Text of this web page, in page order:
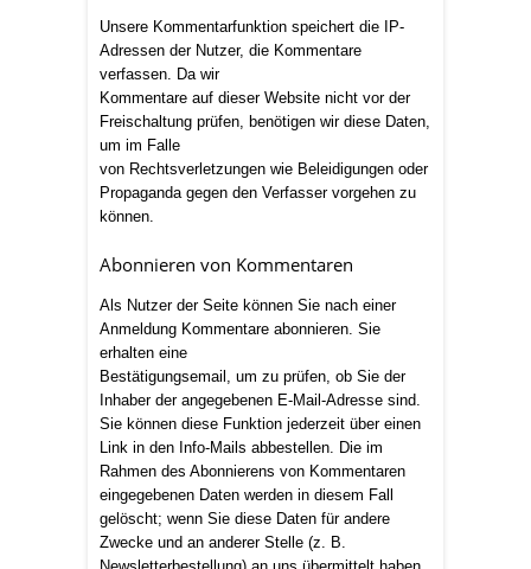
Unsere Kommentarfunktion speichert die IP-
Adressen der Nutzer, die Kommentare
verfassen. Da wir
Kommentare auf dieser Website nicht vor der
Freischaltung prüfen, benötigen wir diese Daten,
um im Falle
von Rechtsverletzungen wie Beleidigungen oder
Propaganda gegen den Verfasser vorgehen zu
können.
Abonnieren von Kommentaren
Als Nutzer der Seite können Sie nach einer
Anmeldung Kommentare abonnieren. Sie
erhalten eine
Bestätigungsemail, um zu prüfen, ob Sie der
Inhaber der angegebenen E-Mail-Adresse sind.
Sie können diese Funktion jederzeit über einen
Link in den Info-Mails abbestellen. Die im
Rahmen des Abonnierens von Kommentaren
eingegebenen Daten werden in diesem Fall
gelöscht; wenn Sie diese Daten für andere
Zwecke und an anderer Stelle (z. B.